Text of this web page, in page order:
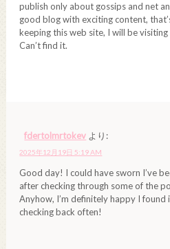
publish only about gossips and net
good blog with exciting content,
keeping this web site, I will be
Can’t find it.
fdertolmrtokev より:
2025年12月19日 5:19 AM
Good day! I could have sworn I’ve
after checking through some of the
Anyhow, I’m definitely happy I found
checking back often!